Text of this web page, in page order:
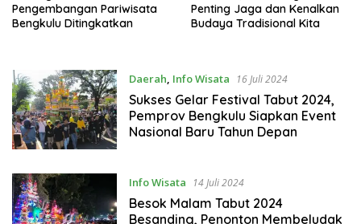
Pengembangan Pariwisata
Bengkulu Ditingkatkan
Penting Jaga dan Kenalkan
Budaya Tradisional Kita
Daerah, Info Wisata 16 Juli 2024
Sukses Gelar Festival Tabut 2024,
Pemprov Bengkulu Siapkan Event
Nasional Baru Tahun Depan
Info Wisata 14 Juli 2024
Besok Malam Tabut 2024
Besanding, Penonton Membeludak